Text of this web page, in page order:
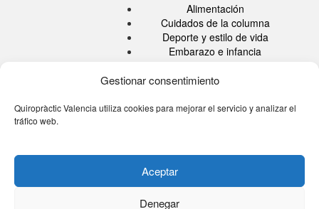
Gestionar consentimiento
Quiropràctic Valencia utiliza cookies para mejorar el servicio y analizar el
tráfico web.
Aceptar
Denegar
Alimentación
Cuidados de la columna
Deporte y estilo de vida
Embarazo e infancia
Quiropráctica
Sin categoría